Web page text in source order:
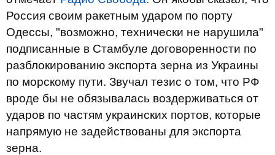
Россия своим ракетным ударом по порту
Одессы, "возможно, технически не нарушила"
подписанные в Стамбуле договоренности по
разблокированию экспорта зерна из Украины
по морскому пути. Звучал тезис о том, что РФ
вроде бы не обязывалась воздерживаться от
ударов по частям украинских портов, которые
напрямую не задействованы для экспорта
зерна.